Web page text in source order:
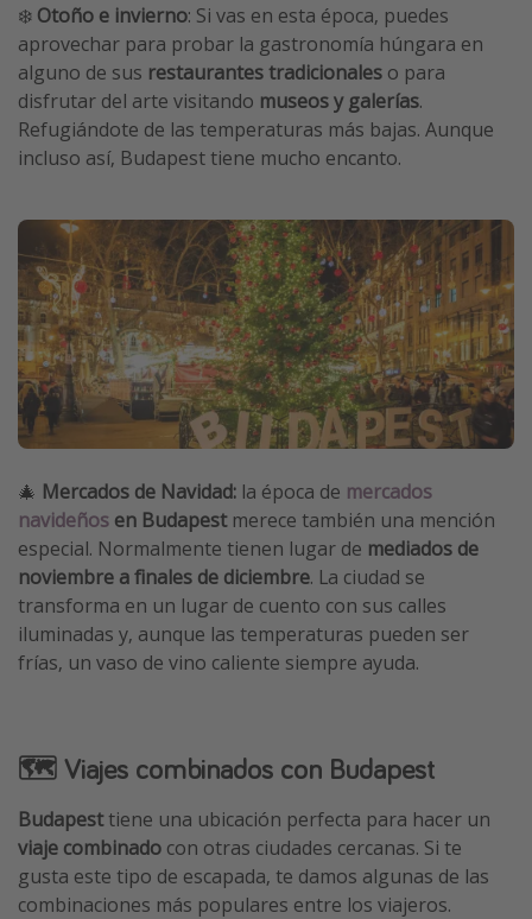
❄️ Otoño e invierno: Si vas en esta época, puedes
aprovechar para probar la gastronomía húngara en
alguno de sus restaurantes tradicionales o para
disfrutar del arte visitando museos y galerías.
Refugiándote de las temperaturas más bajas. Aunque
incluso así, Budapest tiene mucho encanto.
🎄 Mercados de Navidad: la época de mercados
navideños en Budapest merece también una mención
especial. Normalmente tienen lugar de mediados de
noviembre a finales de diciembre. La ciudad se
transforma en un lugar de cuento con sus calles
iluminadas y, aunque las temperaturas pueden ser
frías, un vaso de vino caliente siempre ayuda.
🗺️ Viajes combinados con Budapest
Budapesttiene una ubicación perfecta para hacer un
viaje combinado con otras ciudades cercanas. Si te
gusta este tipo de escapada, te damos algunas de las
combinaciones más populares entre los viajeros.